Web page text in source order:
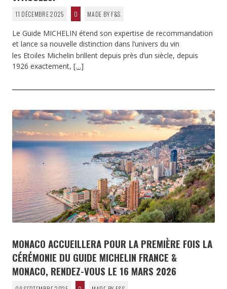
11 DÉCEMBRE 2025 0 MADE BY F&S
Le Guide MICHELIN étend son expertise de recommandation
et lance sa nouvelle distinction dans l’univers du vin
les Etoiles Michelin brillent depuis près d’un siècle, depuis
1926 exactement, […]
MONACO ACCUEILLERA POUR LA PREMIÈRE FOIS LA
CÉRÉMONIE DU GUIDE MICHELIN FRANCE &
MONACO, RENDEZ-VOUS LE 16 MARS 2026